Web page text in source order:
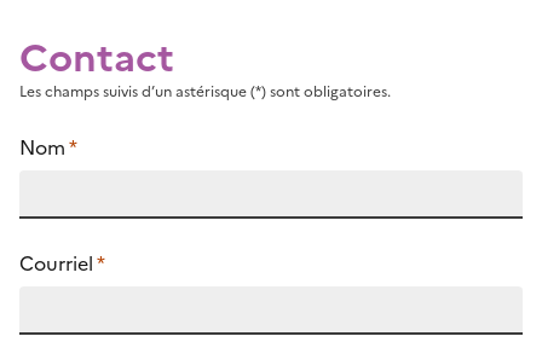
Contact
Les champs suivis d’un astérisque (*) sont obligatoires.
Nom*
Courriel*